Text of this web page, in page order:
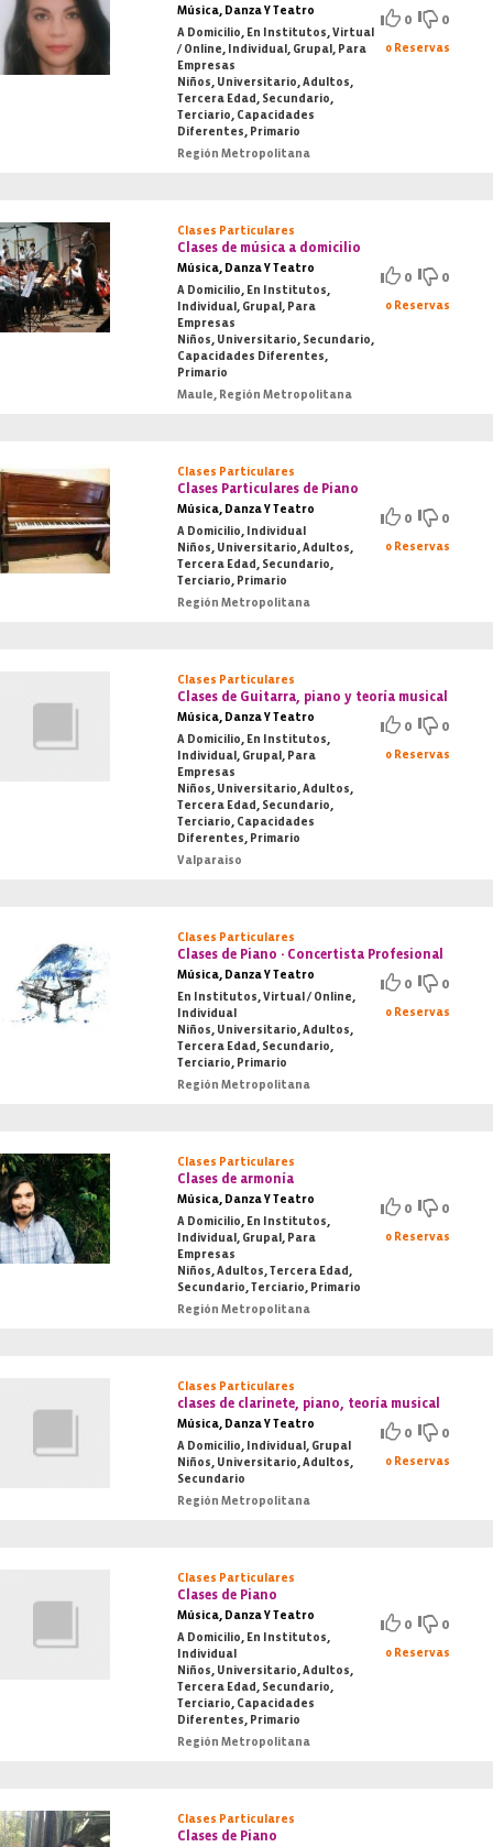
Música, Danza Y Teatro
A Domicilio, En Institutos, Virtual
/ Online, Individual, Grupal, Para
Empresas
Niños, Universitario, Adultos,
Tercera Edad, Secundario,
Terciario, Capacidades
Diferentes, Primario
Región Metropolitana
0 0
0 Reservas
Clases Particulares
Clases de música a domicilio
Música, Danza Y Teatro
A Domicilio, En Institutos,
Individual, Grupal, Para
Empresas
Niños, Universitario, Secundario,
Capacidades Diferentes,
Primario
Maule, Región Metropolitana
0 0
0 Reservas
Clases Particulares
Clases Particulares de Piano
Música, Danza Y Teatro
A Domicilio, Individual
Niños, Universitario, Adultos,
Tercera Edad, Secundario,
Terciario, Primario
Región Metropolitana
0 0
0 Reservas
Clases Particulares
Clases de Guitarra, piano y teoría musical
Música, Danza Y Teatro
A Domicilio, En Institutos,
Individual, Grupal, Para
Empresas
Niños, Universitario, Adultos,
Tercera Edad, Secundario,
Terciario, Capacidades
Diferentes, Primario
Valparaiso
0 0
0 Reservas
Clases Particulares
Clases de Piano - Concertista Profesional
Música, Danza Y Teatro
En Institutos, Virtual / Online,
Individual
Niños, Universitario, Adultos,
Tercera Edad, Secundario,
Terciario, Primario
Región Metropolitana
0 0
0 Reservas
Clases Particulares
Clases de armonía
Música, Danza Y Teatro
A Domicilio, En Institutos,
Individual, Grupal, Para
Empresas
Niños, Adultos, Tercera Edad,
Secundario, Terciario, Primario
Región Metropolitana
0 0
0 Reservas
Clases Particulares
clases de clarinete, piano, teoría musical
Música, Danza Y Teatro
A Domicilio, Individual, Grupal
Niños, Universitario, Adultos,
Secundario
Región Metropolitana
0 0
0 Reservas
Clases Particulares
Clases de Piano
Música, Danza Y Teatro
A Domicilio, En Institutos,
Individual
Niños, Universitario, Adultos,
Tercera Edad, Secundario,
Terciario, Capacidades
Diferentes, Primario
Región Metropolitana
0 0
0 Reservas
Clases Particulares
Clases de Piano